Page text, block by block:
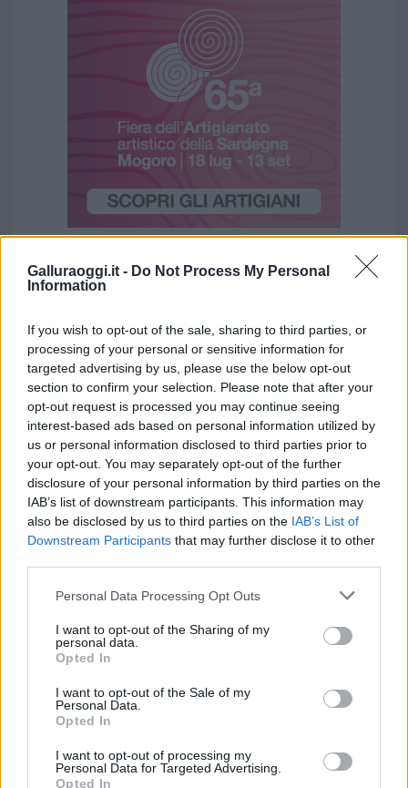
Galluraoggi.it - Do Not Process My Personal
Information
If you wish to opt-out of the sale, sharing to third parties, or
processing of your personal or sensitive information for
targeted advertising by us, please use the below opt-out
section to confirm your selection. Please note that after your
opt-out request is processed you may continue seeing
interest-based ads based on personal information utilized by
us or personal information disclosed to third parties prior to
your opt-out. You may separately opt-out of the further
disclosure of your personal information by third parties on the
IAB’s list of downstream participants. This information may
also be disclosed by us to third parties on the IAB’s List of
Downstream Participants that may further disclose it to other
Please note that this website/app uses one or more Google
not limited to your visit or usage behaviour. You may click to
grant or deny consent to Google and its third-party tags to
use your data for below specified purposes in below Google
consent section.
Personal Data Processing Opt Outs
I want to opt-out of the Sharing of my
personal data.
Opted In
I want to opt-out of the Sale of my
Personal Data.
Opted In
I want to opt-out of processing my
Personal Data for Targeted Advertising.
Opted In